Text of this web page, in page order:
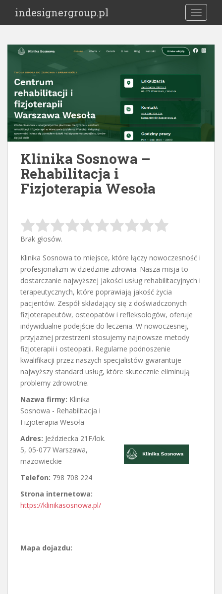
i
indesignergroup.pl
Klinika Sosnowa –
Rehabilitacja i
Fizjoterapia Wesoła
Brak głosów.
Klinika Sosnowa to miejsce, które łączy nowoczesność i
profesjonalizm w dziedzinie zdrowia. Nasza misja to
dostarczanie najwyższej jakości usług rehabilitacyjnych i
terapeutycznych, które poprawiają jakość życia
pacjentów. Zespół składający się z doświadczonych
fizjoterapeutów, osteopatów i refleksologów, oferuje
indywidualne podejście do leczenia. W nowoczesnej,
przyjaznej przestrzeni stosujemy najnowsze metody
fizjoterapii i osteopatii. Regularne podnoszenie
kwalifikacji przez naszych specjalistów gwarantuje
najwyższy standard usług, które skutecznie eliminują
problemy zdrowotne.
Nazwa firmy: Klinika
Sosnowa - Rehabilitacja i
Fizjoterapia Wesoła
Adres: Jeździecka 21F/lok.
5, 05-077 Warszawa,
mazowieckie
Telefon: 798 708 224
Strona internetowa:
https://klinikasosnowa.pl/
Mapa dojazdu: